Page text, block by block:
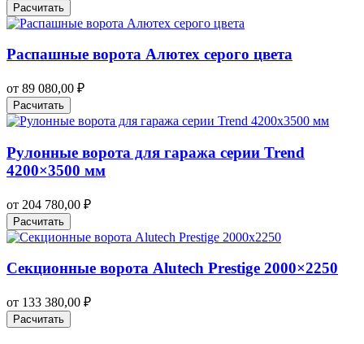
Расчитать
Распашные ворота Алютех серого цвета
от 89 080,00 ₽
Расчитать
Рулонные ворота для гаража серии Trend
4200×3500 мм
от 204 780,00 ₽
Расчитать
Секционные ворота Alutech Prestige 2000×2250
от 133 380,00 ₽
Расчитать